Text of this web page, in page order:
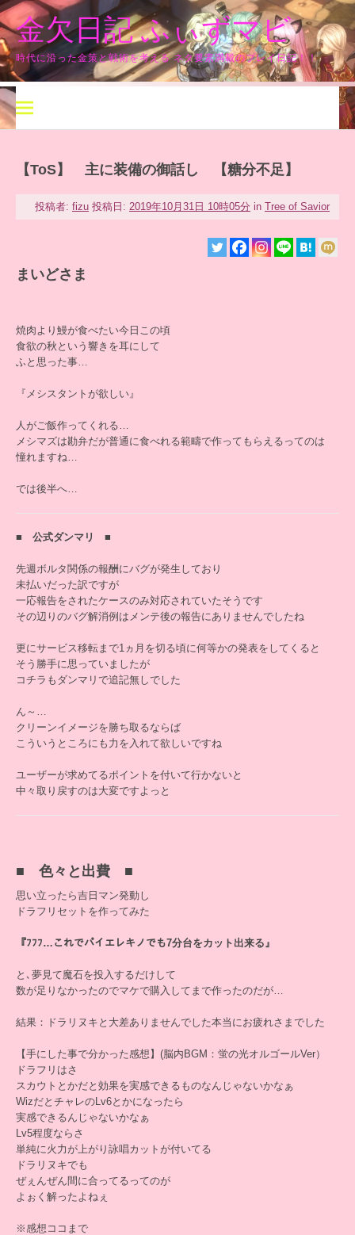
コ
ン
テ
ン
ツ
へ
ス
キ
ッ
金欠日記 ふぃずマビ
時代に沿った金策と戦術を考える ネタ要素満載のプレイ日記！！
【ToS】 主に装備の御話し 【糖分不足】
投稿者: fizu 投稿日: 2019年10月31日 10時05分 in Tree of Savior
まいどさま
焼肉より鰻が食べたい今日この頃
食欲の秋という響きを耳にして
ふと思った事…
『メシスタントが欲しい』
人がご飯作ってくれる…
メシマズは勘弁だが普通に食べれる範疇で作ってもらえるってのは
憧れますね…
では後半へ…
■ 公式ダンマリ ■
先週ボルタ関係の報酬にバグが発生しており
未払いだった訳ですが
一応報告をされたケースのみ対応されていたそうです
その辺りのバグ解消例はメンテ後の報告にありませんでしたね
更にサービス移転まで1ヵ月を切る頃に何等かの発表をしてくると
そう勝手に思っていましたが
コチラもダンマリで追記無しでした
ん～…
クリーンイメージを勝ち取るならば
こういうところにも力を入れて欲しいですね
ユーザーが求めてるポイントを付いて行かないと
中々取り戻すのは大変ですよっと
■ 色々と出費 ■
思い立ったら吉日マン発動し
ドラフリセットを作ってみた
『ﾌﾌﾌ…これでパイエレキノでも7分台をカット出来る』
と､夢見て魔石を投入するだけして
数が足りなかったのでマケで購入してまで作ったのだが…
結果：ドラリヌキと大差ありませんでした本当にお疲れさまでした
【手にした事で分かった感想】(脳内BGM：蛍の光オルゴールVer）
ドラフリはさ
スカウトとかだと効果を実感できるものなんじゃないかなぁ
WizだとチャレのLv6とかになったら
実感できるんじゃないかなぁ
Lv5程度ならさ
単純に火力が上がり詠唱カットが付いてる
ドラリヌキでも
ぜぇんぜん間に合ってるってのが
よぉく解ったよねぇ
※感想ココまで